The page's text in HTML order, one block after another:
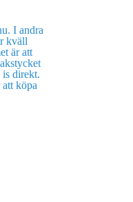
I andra
kväll
är att
is direkt.
köpa